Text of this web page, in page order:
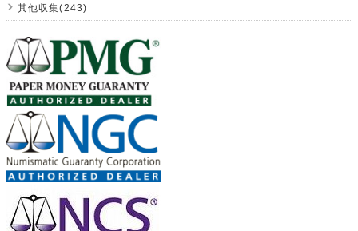
其他収集(243)